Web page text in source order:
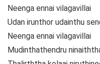
Neenga ennai vilagavillai
Udan irunthor udainthu
Neenga ennai vilagavillai
Mudinthathendru